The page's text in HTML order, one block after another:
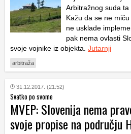
Arbitražnog suda
Kažu da se ne
ne usklade
pak nema ovlasti
svoje vojnike iz objekta. Jutarnji
arbitraža
31.12.2017. (21:52)
Svatko po svome
MVEP: Slovenija nema
svoje propise na području